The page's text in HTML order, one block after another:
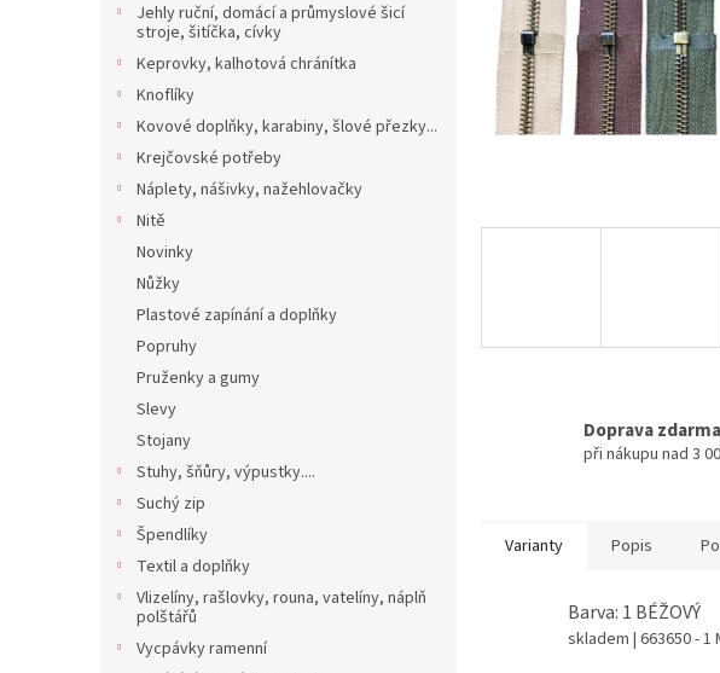
Jehly ruční, domácí a průmyslové šicí
stroje, šitíčka, cívky
Keprovky, kalhotová chránítka
Knoflíky
Kovové doplňky, karabiny, šlové přezky...
Krejčovské potřeby
Náplety, nášivky, nažehlovačky
Nitě
Novinky
Nůžky
Plastové zapínání a doplňky
Popruhy
Pruženky a gumy
Slevy
Stojany
Stuhy, šňůry, výpustky....
Suchý zip
Špendlíky
Textil a doplňky
Vlizelíny, rašlovky, rouna, vatelíny, náplň
polštářů
Vycpávky ramenní
Doprava zdarma
při nákupu nad 3
Varianty Popis
Barva: 1 BÉŽOVÝ
skladem | 663650 - 1